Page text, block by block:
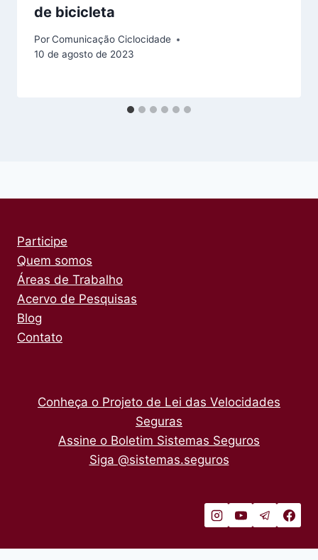
de bicicleta
PorComunicação Ciclocidade
10 de agosto de 2023
Participe
Quem somos
Áreas de Trabalho
Acervo de Pesquisas
Blog
Contato
Conheça o Projeto de Lei das Velocidades
Seguras
Assine o Boletim Sistemas Seguros
Siga @sistemas.seguros